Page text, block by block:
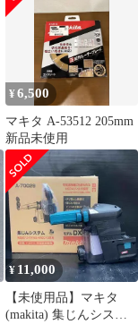
¥6,500
マキタ A-53512 205mm
新品未使用
¥ 11,000
【未使用品】マキタ
(makita) 集じんシステ